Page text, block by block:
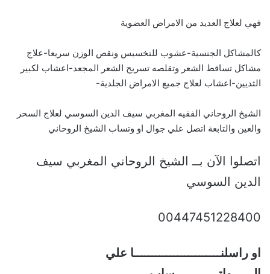
فهي لعلاج العديد من الامراض العضوية
كالمشاكل الجنسية-عشوب للتخسيس ونقص الوزن سريعا-علاج
مشاكل تساقط الشعر وتقلصه تسريح الشعر المجعد-اعشاب لكبير
الثديين-اعشاب لعلاج جميع الامراض الجلدية-
الشيخ الروحاني الفقيه المغربي سيف الدين السوسي لعلاج السحر
والعين والتابعة اتصل علي جوال او وتساب الشيخ الروحاني
اتصلوا الآن بــ الشيخ الروحاني المغربي سيف
الدين السوسي
00447451228400
او راسلنــــــــــــــــــــــــا علي